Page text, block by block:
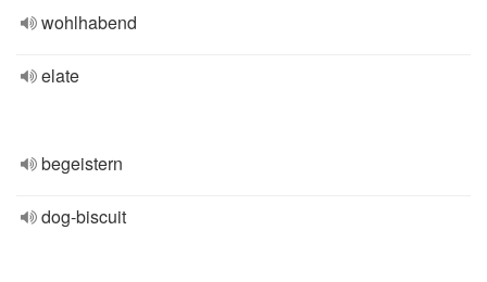
wohlhabend
elate
begeistern
dog-biscuit